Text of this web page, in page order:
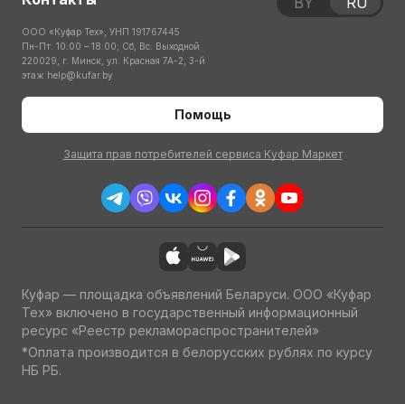
ООО «Куфар Тех», УНП 191767445
Пн-Пт: 10:00 – 18:00; Сб, Вс: Выходной
220029, г. Минск, ул. Красная 7А-2, 3-й
этаж help@kufar.by
Помощь
Защита прав потребителей сервиса Куфар Маркет
Куфар — площадка объявлений Беларуси. ООО «Куфар
Тех» включено в государственный информационный
ресурс «Реестр рекламораспространителей»
*Оплата производится в белорусских рублях по курсу
НБ РБ.